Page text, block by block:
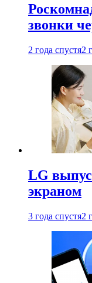
звонки
2 года спустя2
LG
экраном
3 года спустя2